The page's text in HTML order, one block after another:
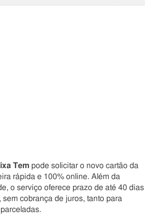
Compartilhe
Compartilhe
Compartilhe
Compartilhe
Tem pode solicitar o novo cartão da
rápida e 100% online. Além da
o serviço oferece prazo de até 40 dias
sem cobrança de juros, tanto para